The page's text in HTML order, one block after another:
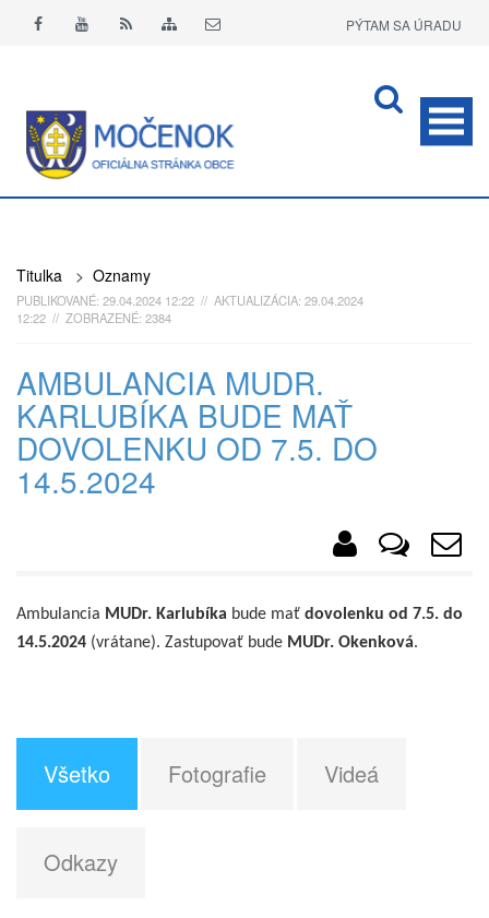
PÝTAM SA ÚRADU
Titulka > Oznamy
PUBLIKOVANÉ: 29.04.2024 12:22 // AKTUALIZÁCIA: 29.04.2024
12:22 // ZOBRAZENÉ: 2384
AMBULANCIA MUDR.
KARLUBÍKA BUDE MAŤ
DOVOLENKU OD 7.5. DO
14.5.2024
Ambulancia MUDr. Karlubíka bude mať dovolenku od 7.5. do
14.5.2024 (vrátane). Zastupovať bude MUDr. Okenková.
Všetko Fotografie Videá
Odkazy